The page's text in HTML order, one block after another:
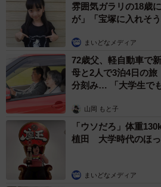
雰囲気ガラリの18歳
が」「宝塚に入れそう
まいどなメディア
72歳父、軽自動車で
母と2人で3泊4日の
分刻み… 「大学生で
山岡 もと子
「ウソだろ」体重
植田 大学時代のほっ
まいどなメディア